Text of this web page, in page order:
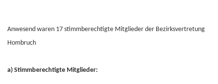
Anwesend waren 17 stimmberechtigte Mitglieder der Bezirksvertretung
Hombruch
a) Stimmberechtigte Mitglieder: